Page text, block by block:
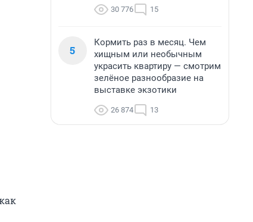
30 776 15
5
Кормить раз в месяц. Чем
хищным или необычным
украсить квартиру — смотрим
зелёное разнообразие на
выставке экзотики
26 874 13